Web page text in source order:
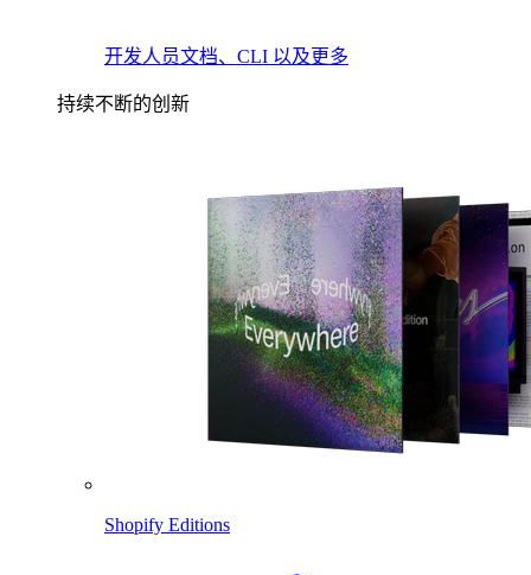
开发人员文档、CLI 以及更多
持续不断的创新
Shopify Editions